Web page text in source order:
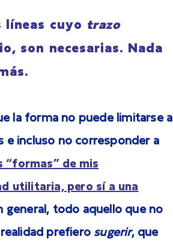
líneas cuyo trazo
son necesarias. Nada
la forma no puede limitarse a
e incluso no corresponder a
“formas” de mis
utilitaria, pero sí a una
general, todo aquello que no
prefiero sugerir, que